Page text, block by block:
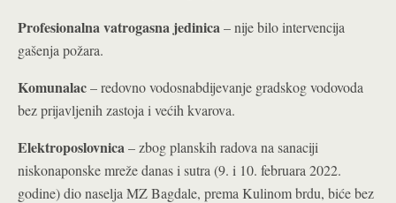
Profesionalna vatrogasna jedinica– nije bilo intervencija
gašenja požara.
Komunalac– redovno vodosnabdijevanje gradskog vodovoda
bez prijavljenih zastoja i većih kvarova.
Elektroposlovnica– zbog planskih radova na sanaciji
niskonaponske mreže danas i sutra (9. i 10. februara 2022.
godine) dio naselja MZ Bagdale, prema Kulinom brdu, biće bez